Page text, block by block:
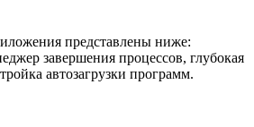
представлены ниже:
завершения процессов, глубокая
автозагрузки программ.